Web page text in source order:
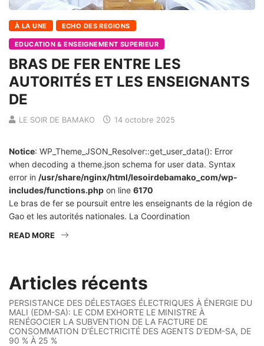
À LA UNE ECHO DES REGIONS
EDUCATION & ENSEIGNEMENT SUPERIEUR
BRAS DE FER ENTRE LES
AUTORITÉS ET LES ENSEIGNANTS
DE
LE SOIR DE BAMAKO 14 octobre 2025
Notice: WP_Theme_JSON_Resolver::get_user_data(): Error
when decoding a theme.json schema for user data. Syntax
error in /usr/share/nginx/html/lesoirdebamako_com/wp-
includes/functions.php on line 6170
Le bras de fer se poursuit entre les enseignants de la région de
Gao et les autorités nationales. La Coordination
READ MORE
Articles récents
PERSISTANCE DES DÉLESTAGES ÉLECTRIQUES À ÉNERGIE DU
MALI (EDM-SA): LE CDM EXHORTE LE MINISTRE À
RENÉGOCIER LA SUBVENTION DE LA FACTURE DE
CONSOMMATION D’ÉLECTRICITÉ DES AGENTS D’EDM-SA, DE
90 % À 25 %